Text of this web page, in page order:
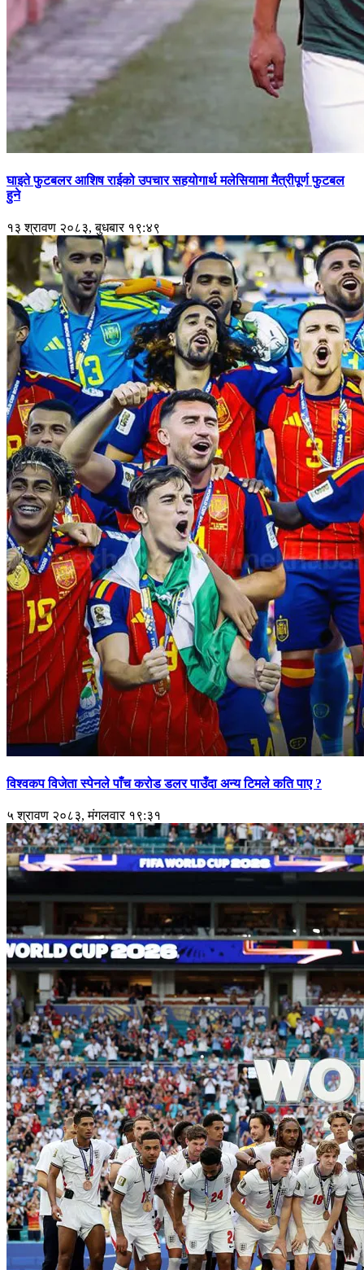
घाइते फुटबलर आशिष राईको उपचार सहयोगार्थ मलेसियामा मैत्रीपूर्ण फुटबल
हुने
१३ श्रावण २०८३, बुधबार १९:४९
विश्वकप विजेता स्पेनले पाँच करोड डलर पाउँदा अन्य टिमले कति पाए ?
५ श्रावण २०८३, मंगलवार १९:३१